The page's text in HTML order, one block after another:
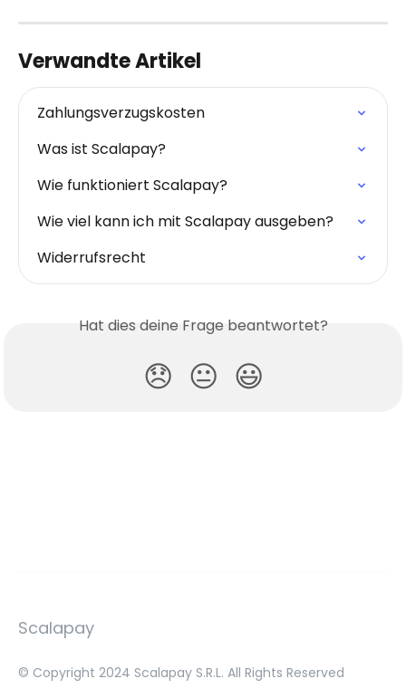
Verwandte Artikel
Zahlungsverzugskosten
Was ist Scalapay?
Wie funktioniert Scalapay?
Wie viel kann ich mit Scalapay ausgeben?
Widerrufsrecht
Hat dies deine Frage beantwortet?
😞 😐 😃
Scalapay
© Copyright 2024 Scalapay S.R.L. All Rights Reserved